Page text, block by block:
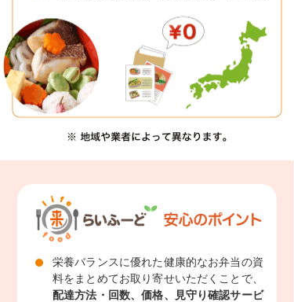
栄養バランスに優れた健康的なお弁当の資
料をまとめてお取り寄せいただくことで、
配達方法・回数、価格、見守り確認サービ